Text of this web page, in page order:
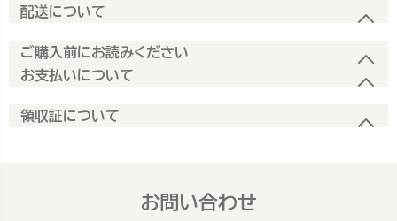
配送について
ご購入前にお読みください
お支払いについて
領収証について
お問い合わせ